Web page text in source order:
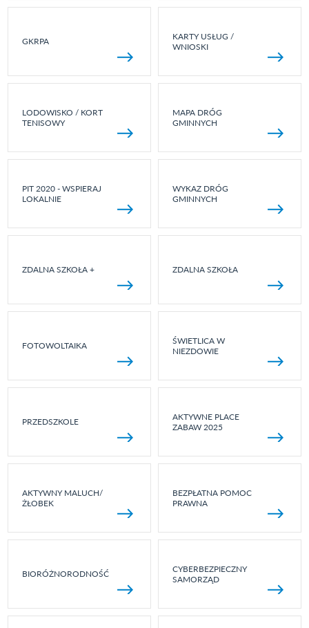
GKRPA
KARTY USŁUG /
WNIOSKI
LODOWISKO / KORT
TENISOWY
MAPA DRÓG
GMINNYCH
PIT 2020 - WSPIERAJ
LOKALNIE
WYKAZ DRÓG
GMINNYCH
ZDALNA SZKOŁA + ZDALNA SZKOŁA
FOTOWOLTAIKA
ŚWIETLICA W
NIEZDOWIE
PRZEDSZKOLE
AKTYWNE PLACE
ZABAW 2025
AKTYWNY MALUCH/
ŻŁOBEK
BEZPŁATNA POMOC
PRAWNA
BIORÓŻNORODNOŚĆ
CYBERBEZPIECZNY
SAMORZĄD